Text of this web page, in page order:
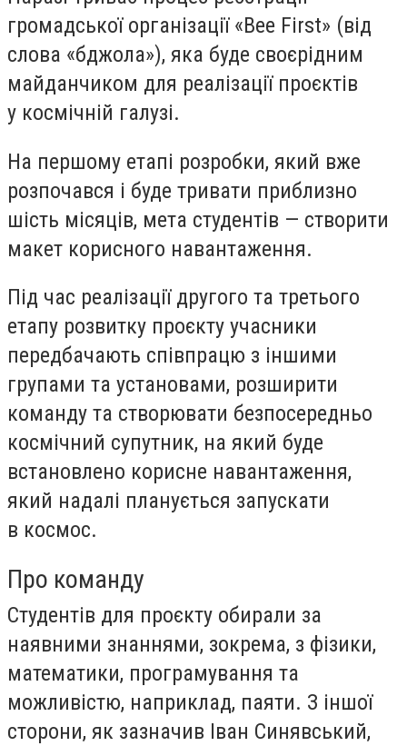
громадської організації «Bee First» (від
слова «бджола»), яка буде своєрідним
майданчиком для реалізації проєктів
у космічній галузі.
На першому етапі розробки, який вже
розпочався і буде тривати приблизно
шість місяців, мета студентів — створити
макет корисного навантаження.
Під час реалізації другого та третього
етапу розвитку проєкту учасники
передбачають співпрацю з іншими
групами та установами, розширити
команду та створювати безпосередньо
космічний супутник, на який буде
встановлено корисне навантаження,
який надалі планується запускати
в космос.
Про команду
Студентів для проєкту обирали за
наявними знаннями, зокрема, з фізики,
математики, програмування та
можливістю, наприклад, паяти. З іншої
сторони, як зазначив Іван Синявський,